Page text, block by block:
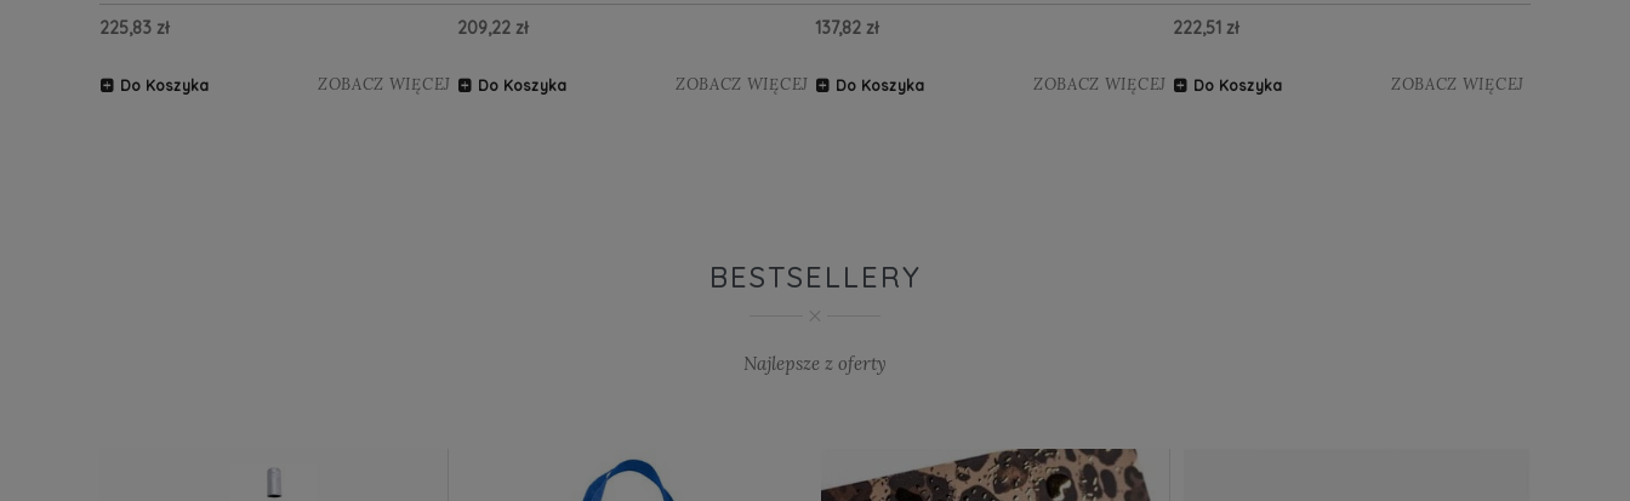
225,83 zł
Do Koszyka ZOBACZ WIĘCEJ
209,22 zł
Do Koszyka ZOBACZ WIĘCEJ
137,82 zł
Do Koszyka ZOBACZ WIĘCEJ
222,51 zł
Do Koszyka ZOBACZ WIĘCEJ
BESTSELLERY
Najlepsze z oferty